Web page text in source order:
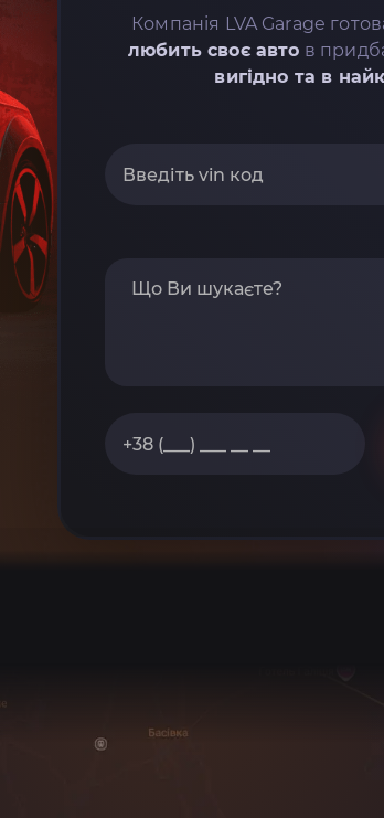
Компанія LVA Garage
любить своє авто в
вигідно та в